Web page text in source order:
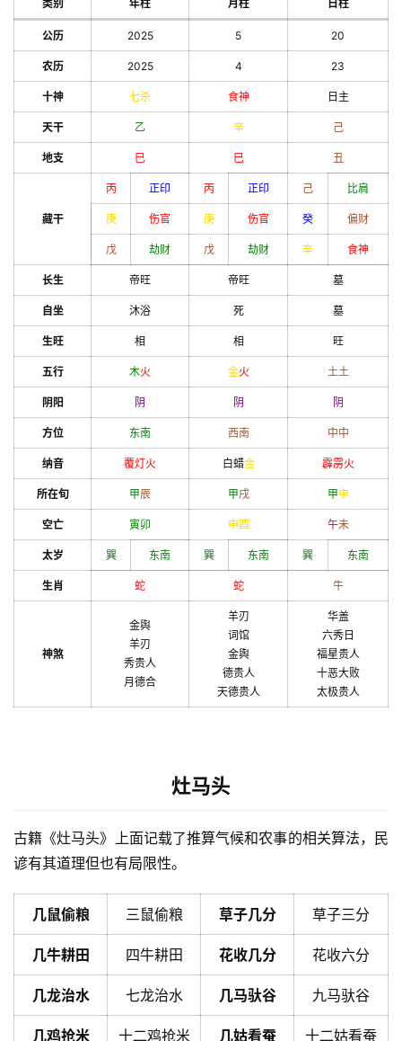
类别 年柱 月柱 日柱
公历 2025 5 20
农历 2025 4 23
十神 七杀 食神 日主
天干 乙 辛 己
地支 巳 巳 丑
藏干
丙 正印 丙 正印 己 比肩
庚 伤官 庚 伤官 癸 偏财
戊 劫财 戊 劫财 辛 食神
长生 帝旺 帝旺 墓
自坐 沐浴 死 墓
生旺 相 相 旺
五行 木火 金火 土土
阴阳 阴 阴 阴
方位 东南 西南 中中
纳音 覆灯火 白蜡金 霹雳火
所在旬 甲辰 甲戌 甲申
空亡 寅卯 申酉 午未
太岁 巽 东南 巽 东南 巽 东南
生肖 蛇 蛇 牛
神煞
金舆
羊刃
秀贵人
月德合
羊刃
词馆
金舆
德贵人
天德贵人
华盖
六秀日
福星贵人
十恶大败
太极贵人
灶马头
古籍《灶马头》上面记载了推算气候和农事的相关算法，民
谚有其道理但也有局限性。
几鼠偷粮 三鼠偷粮 草子几分 草子三分
几牛耕田 四牛耕田 花收几分 花收六分
几龙治水 七龙治水 几马驮谷 九马驮谷
几鸡抢米 十二鸡抢米 几姑看蚕 十二姑看蚕